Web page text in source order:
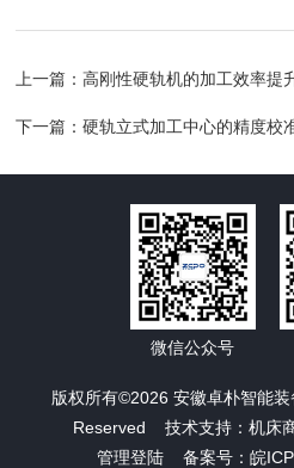
上一篇：高刚性硬轨机的加工效率提
下一篇：硬轨立式加工中心的精度校
版权所有©2026 安徽卓朴智能
Reserved 技术支持：机床
管理登陆
备案号：皖
微信公众号